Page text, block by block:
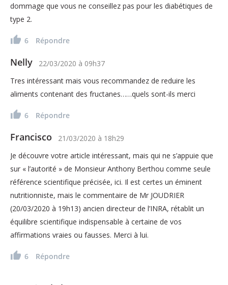
dommage que vous ne conseillez pas pour les diabétiques de
type 2.
6 Répondre
Nelly 22/03/2020 à 09h37
Tres intéressant mais vous recommandez de reduire les
aliments contenant des fructanes……quels sont-ils merci
6 Répondre
Francisco 21/03/2020 à 18h29
Je découvre votre article intéressant, mais qui ne s’appuie que
sur « l’autorité » de Monsieur Anthony Berthou comme seule
référence scientifique précisée, ici. Il est certes un éminent
nutritionniste, mais le commentaire de Mr JOUDRIER
(20/03/2020 à 19h13) ancien directeur de l’INRA, rétablit un
équilibre scientifique indispensable à certaine de vos
affirmations vraies ou fausses. Merci à lui.
6 Répondre